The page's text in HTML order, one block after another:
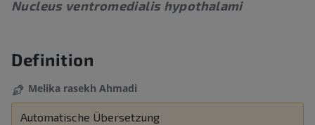
Nucleus ventromedialis hypothalami
Definition
Melika rasekh Ahmadi
Automatische Übersetzung